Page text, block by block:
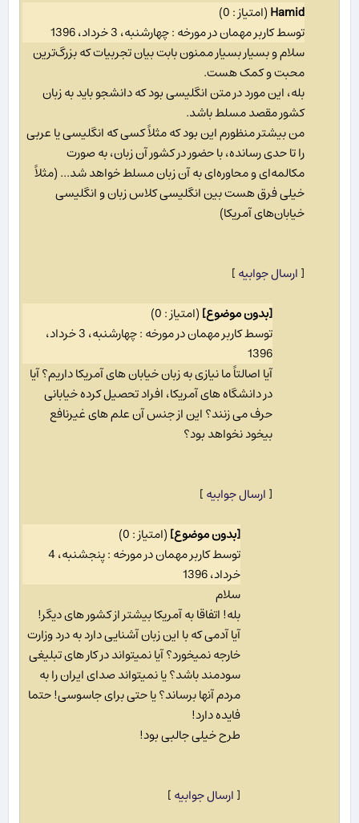
Hamid(امتیاز : 0)
توسط کاربر مهمان در مورخه : چهارشنبه، 3 خرداد، 1396
سلام و بسیار بسیار ممنون بابت بیان تجربیات که بزرگ‌ترین
محبت و کمک هست.
بله، این مورد در متن انگلیسی بود که دانشجو باید به زبان
کشور مقصد مسلط باشد.
من بیشتر منظورم این بود که مثلاً کسی که انگلیسی یا عربی
را تا حدی رسانده، با حضور در کشور آن زبان، به صورت
مکالمه‌ای و محاوره‌ای به آن زبان مسلط خواهد شد... (مثلاً
خیلی فرق هست بین انگلیسی کلاس زبان و انگلیسی
خیابان‌های آمریکا)
[ارسال جوابیه]
[بدون موضوع](امتیاز : 0)
توسط کاربر مهمان در مورخه : چهارشنبه، 3 خرداد،
1396
آیا اصالتاً ما نیازی به زبان خیابان های آمریکا داریم؟ آیا
در دانشگاه های آمریکا، افراد تحصیل کرده خیابانی
حرف می زنند؟ این از جنس آن علم های غیرنافع
بیخود نخواهد بود؟
[ارسال جوابیه]
[بدون موضوع](امتیاز : 0)
توسط کاربر مهمان در مورخه : پنجشنبه، 4
خرداد، 1396
سلام
بله! اتفاقا به آمریکا بیشتر از کشور های دیگر!
آیا آدمی که با این زبان آشنایی دارد به درد وزارت
خارجه نمیخورد؟ آیا نمیتواند در کار های تبلیغی
سودمند باشد؟ یا نمیتواند صدای ایران را به
مردم آنها برساند؟ یا حتی برای جاسوسی! حتما
فایده دارد!
طرح خیلی جالبی بود!
[ارسال جوابیه]